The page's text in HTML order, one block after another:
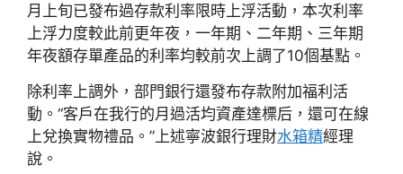
月上旬已發布過存款利率限時上浮活動，本次利率
上浮力度較此前更年夜，一年期、二年期、三年期
年夜額存單產品的利率均較前次上調了10個基點。
除利率上調外，部門銀行還發布存款附加福利活
動。“客戶在我行的月過活均資產達標后，還可在線
上兌換實物禮品。”上述寧波銀行理財水箱精經理
說。